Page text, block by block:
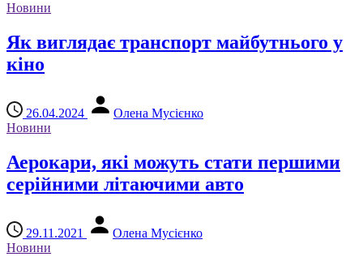
Новини
Як виглядає транспорт майбутнього у
кіно
26.04.2024
Олена Мусієнко
Новини
Аерокари, які можуть стати першими
серійними літаючими авто
29.11.2021
Олена Мусієнко
Новини